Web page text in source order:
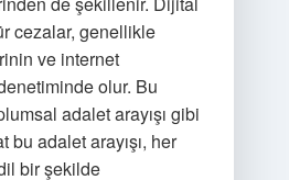
cezalar, genellikle
ve internet
olur. Bu
adalet arayışı gibi
bu adalet arayışı, her
bir şekilde